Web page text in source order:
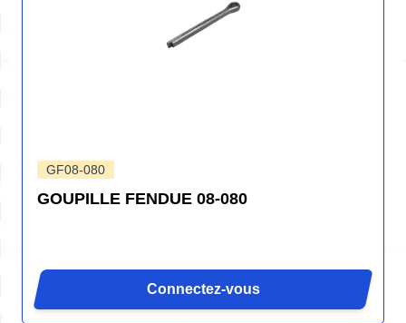
GF08-080
GOUPILLE FENDUE 08-080
Connectez-vous